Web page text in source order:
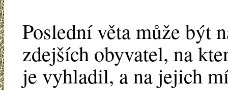
Poslední věta může být
zdejších obyvatel, na
je vyhladil, a na jejich